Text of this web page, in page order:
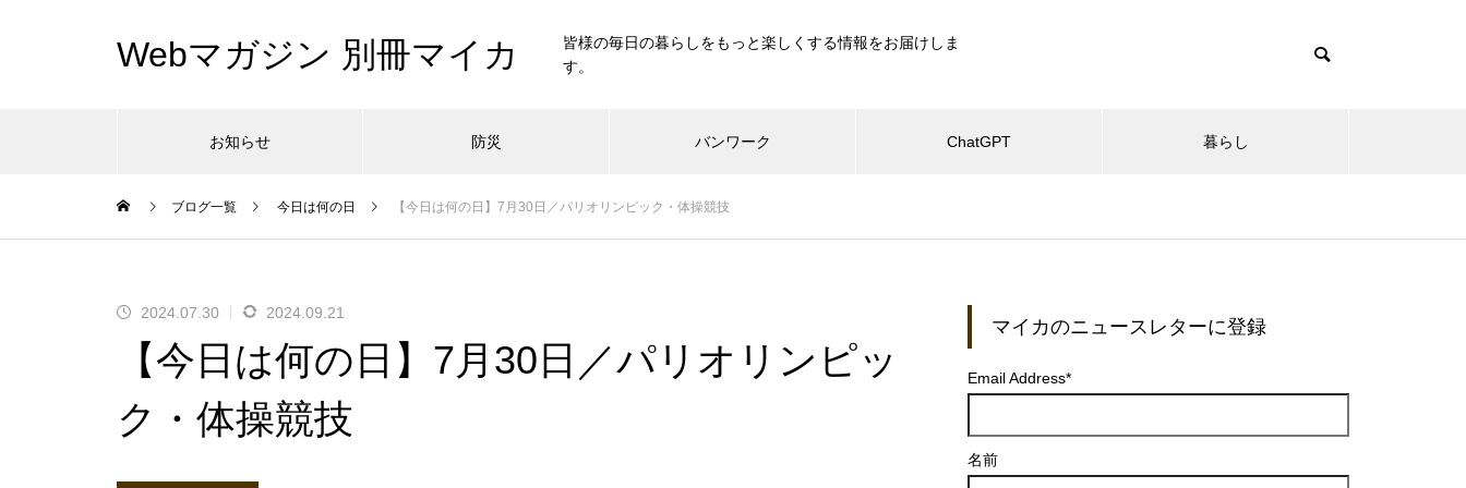
Webマガジン 別冊マイカ
皆様の毎日の暮らしをもっと楽しくする情報をお届けしま
す。
お知らせ 防災 バンワーク ChatGPT 暮らし
ブログ一覧 今日は何の日 【今日は何の日】7月30日／パリオリンピック・体操競技
2024.07.30 2024.09.21
【今日は何の日】7月30日／パリオリンピッ
ク・体操競技
マイカのニュースレターに登録
Email Address*
名前